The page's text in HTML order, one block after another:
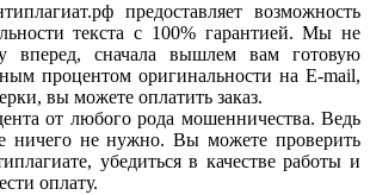
предоставляет возможность
текста с 100% гарантией. Мы не
вперед, сначала вышлем вам готовую
процентом оригинальности на E-mail,
вы можете оплатить заказ.
от любого рода мошенничества. Ведь
ничего не нужно. Вы можете проверить
убедиться в качестве работы и
оплату.